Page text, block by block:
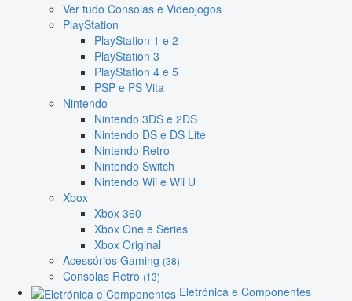
Ver tudo Consolas e Videojogos
PlayStation
PlayStation 1 e 2
PlayStation 3
PlayStation 4 e 5
PSP e PS Vita
Nintendo
Nintendo 3DS e 2DS
Nintendo DS e DS Lite
Nintendo Retro
Nintendo Switch
Nintendo Wii e Wii U
Xbox
Xbox 360
Xbox One e Series
Xbox Original
Acessórios Gaming (38)
Consolas Retro (13)
Eletrónica e Componentes